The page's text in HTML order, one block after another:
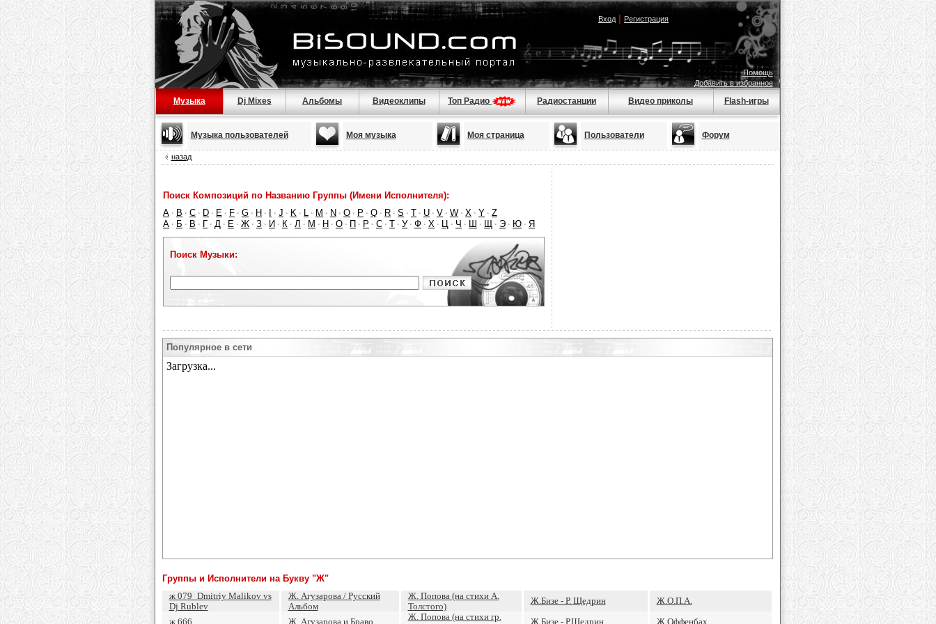
Вход| Регистрация
Помощь
Добавить в избранное
Музыка Dj Mixes Альбомы Видеоклипы Топ Радио Радиостанции Видео приколы Flash-игры
Музыка пользователей Моя музыка Моя страница Пользователи Форум
назад
Поиск Композиций по Названию Группы (Имени Исполнителя):
A · B · C · D · E · F · G · H · · J · K · L · M · N · O · P · Q · R · S · T · U · V · W · X · Y · Z
А · Б · В · Г · Д · Е · Ж · З · И · К · Л · М · Н · О · П · Р · С · Т · У · Ф · Х · Ц · Ч · Ш · Щ · Э · Ю · Я
Поиск Музыки:
Популярное в сети
Группы и Исполнители на Букву "Ж"
ж 079_Dmitriy Malikov vs
Dj Rublev
Ж. Агузарова / Русский
Альбом
Ж. Попова (на стихи А.
Толстого)
Ж.Бизе - Р. Щедрин
Ж.О.П.А.
ж 666
Ж. Агузарова и Браво
Ж. Попова (на стихи гр.
Ж.Бизе - Р.Щедрин Ж.Оффенбах